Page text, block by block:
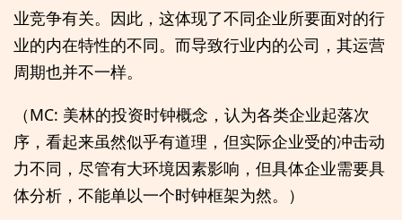
业竞争有关。因此，这体现了不同企业所要面对的行
业的内在特性的不同。而导致行业内的公司，其运营
周期也并不一样。
（MC: 美林的投资时钟概念，认为各类企业起落次
序，看起来虽然似乎有道理，但实际企业受的冲击动
力不同，尽管有大环境因素影响，但具体企业需要具
体分析，不能单以一个时钟框架为然。）